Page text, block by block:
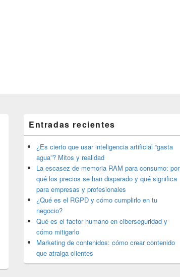
Navegador
imágenes
área
de
widget
barra
lateral
primaria
Entradas recientes
¿Es cierto que usar inteligencia artificial “gasta
agua”? Mitos y realidad
La escasez de memoria RAM para consumo: por
qué los precios se han disparado y qué significa
para empresas y profesionales
¿Qué es el RGPD y cómo cumplirlo en tu
negocio?
Qué es el factor humano en ciberseguridad y
cómo mitigarlo
Marketing de contenidos: cómo crear contenido
que atraiga clientes